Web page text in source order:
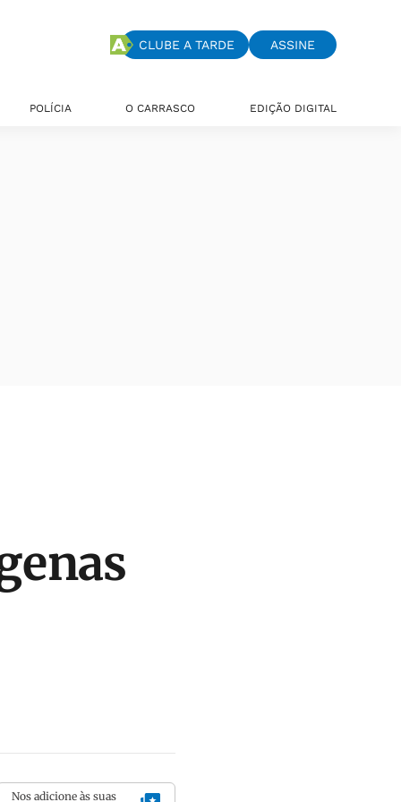
CLUBE A TARDE ASSINE
POLÍCIA O CARRASCO EDIÇÃO DIGITAL
Nos adicione às suas